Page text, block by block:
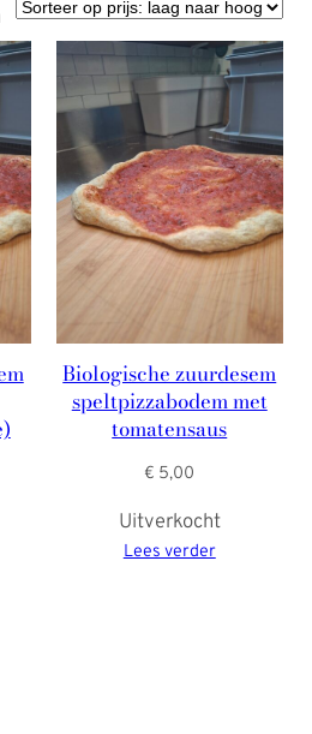
Gesorteerd
op
prijs:
naar
hoog
Biologische zuurdesem
speltpizzabodem met
tomatensaus
€ 5,00
Uitverkocht
Lees verder